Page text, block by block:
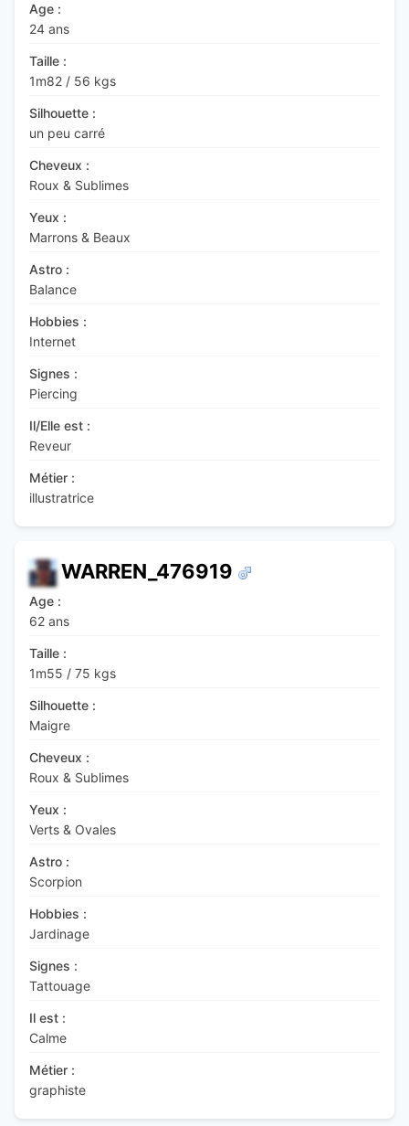
Age :
24 ans
Taille :
1m82 / 56 kgs
Silhouette :
un peu carré
Cheveux :
Roux & Sublimes
Yeux :
Marrons & Beaux
Astro :
Balance
Hobbies :
Internet
Signes :
Piercing
Il/Elle est :
Reveur
Métier :
illustratrice
WARREN_476919
Age :
62 ans
Taille :
1m55 / 75 kgs
Silhouette :
Maigre
Cheveux :
Roux & Sublimes
Yeux :
Verts & Ovales
Astro :
Scorpion
Hobbies :
Jardinage
Signes :
Tattouage
Il est :
Calme
Métier :
graphiste